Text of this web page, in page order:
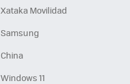
Xataka Movilidad
Samsung
China
Windows 11